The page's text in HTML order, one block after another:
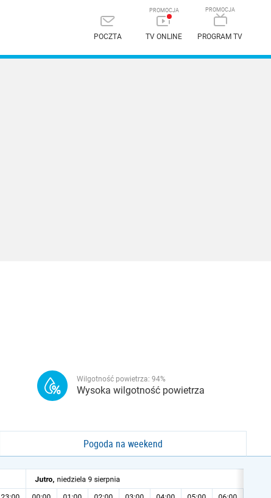
POCZTA TV ONLINE PROGRAM TV
Wilgotność powietrza: 94%
Wysoka wilgotność powietrza
Pogoda na weekend